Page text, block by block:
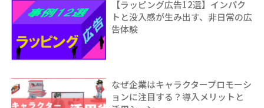
【ラッピング広告12選】インパク
トと没入感が生み出す、非日常の広
告体験
なぜ企業はキャラクタープロモーシ
ョンに注目する？導入メリットと